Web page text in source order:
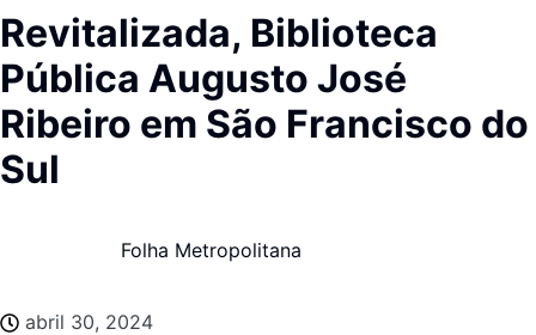
Revitalizada, Biblioteca
Pública Augusto José
Ribeiro em São Francisco do
Sul
Folha Metropolitana
abril 30, 2024